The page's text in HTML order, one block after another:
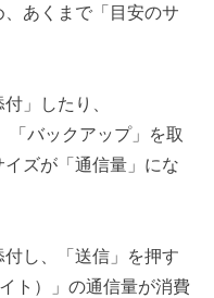
あくまで「目安のサ
」したり、
「バックアップ」を取
ズが「通信量」にな
し、「送信」を押す
ト）」の通信量が消費